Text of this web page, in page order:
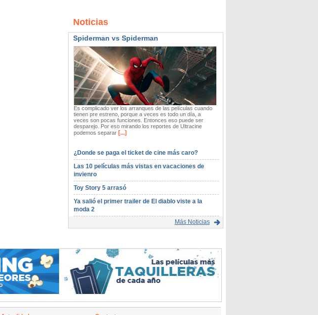
Noticias
Spiderman vs Spiderman
Es complicado ver los arranques de las películas cuando
tienen pre estreno, porque a veces es todo un día, a
veces son pocas funciones. Entonces eso puede ser
desparejo. Por eso mirando los reportes de Ultracine
podemos separar[...]
¿Donde se paga el ticket de cine más caro?
Las 10 películas más vistas en vacaciones de
invienro
Toy Story 5 arrasó
Ya salió el primer trailer de El diablo viste a la
moda 2
Más Noticias